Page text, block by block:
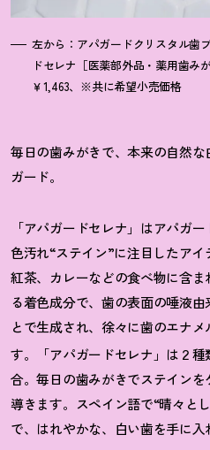
左から：アパガードクリスタル歯
ドセレナ［医薬部外品・薬用歯
￥1,463、※共に希望小売価格
毎日の歯みがきで、本来の自然
ガード。
「アパガードセレナ」はアパガ
色汚れ“ステイン”に注目したア
紅茶、カレーなどの食べ物に含
る着色成分で、歯の表面の唾液
とで生成され、徐々に歯のエナ
す。「アパガードセレナ」は２
合。毎日の歯みがきでステイン
導きます。スペイン語で“晴々と
で、はれやかな、白い歯を手に入